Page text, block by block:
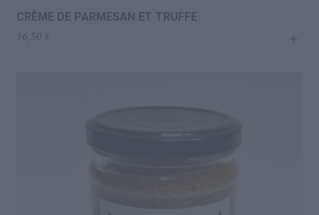
CRÈME DE PARMESAN ET TRUFFE
16,50 € +